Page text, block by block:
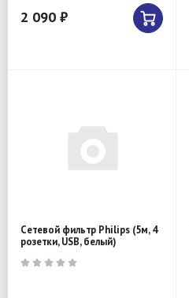
2 090 ₽
Сетевой фильтр Philips (5м, 4
розетки, USB, белый)